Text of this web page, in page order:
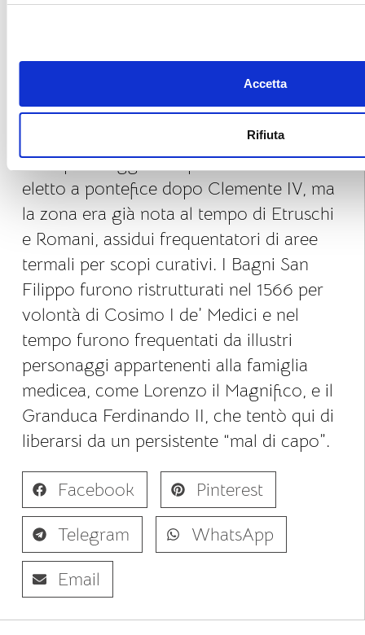
Accetta
Rifiuta
Curiosità e Ospiti Illustri
Il nome del paese deriva dalla chiesetta
dedicata a San Filippo Benizi, che, si
narra, si fermò qui in eremitaggio nel
1269 per sfuggire all’ipotesi di essere
eletto a pontefice dopo Clemente IV, ma
la zona era già nota al tempo di Etruschi
e Romani, assidui frequentatori di aree
termali per scopi curativi. I Bagni San
Filippo furono ristrutturati nel 1566 per
volontà di Cosimo I de’ Medici e nel
tempo furono frequentati da illustri
personaggi appartenenti alla famiglia
medicea, come Lorenzo il Magnifico, e il
Granduca Ferdinando II, che tentò qui di
liberarsi da un persistente “mal di capo”.
Facebook
Pinterest
Telegram
WhatsApp
Email